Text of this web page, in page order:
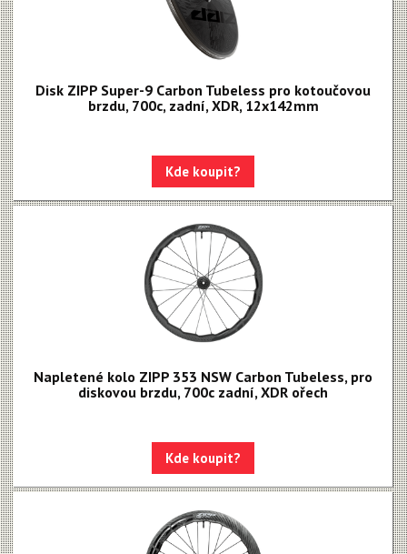
Disk ZIPP Super-9 Carbon Tubeless pro kotoučovou
brzdu, 700c, zadní, XDR, 12x142mm
Kde koupit?
Napletené kolo ZIPP 353 NSW Carbon Tubeless, pro
diskovou brzdu, 700c zadní, XDR ořech
Kde koupit?